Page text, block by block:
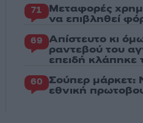
71 Μεταφορές
να επιβληθεί
69 Απίστευτο κι
ραντεβού του
επειδή κλάπηκε
60 Σούπερ μάρκετ:
εθνική